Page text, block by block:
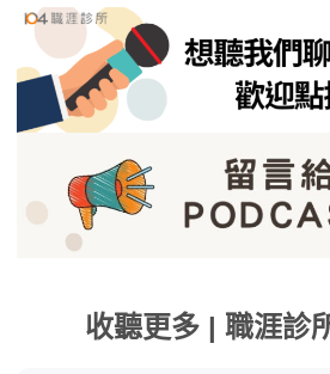
收聽更多 | 職涯診